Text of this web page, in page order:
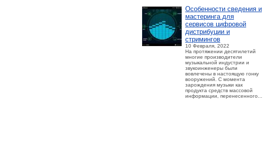
Особенности сведения и
мастеринга для
сервисов цифровой
дистрибуции и
стримингов
10 Февраля, 2022
На протяжении десятилетий
многие производители
музыкальной индустрии и
звукоинженеры были
вовлечены в настоящую гонку
вооружений. С момента
зарождения музыки как
продукта средств массовой
информации, перенесенного...